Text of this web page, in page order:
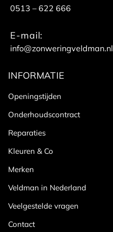
0513 – 622 666
E-mail:
info@zonweringveldman.nl
INFORMATIE
Openingstijden
Onderhoudscontract
Reparaties
Kleuren & Co
Merken
Veldman in Nederland
Veelgestelde vragen
Contact